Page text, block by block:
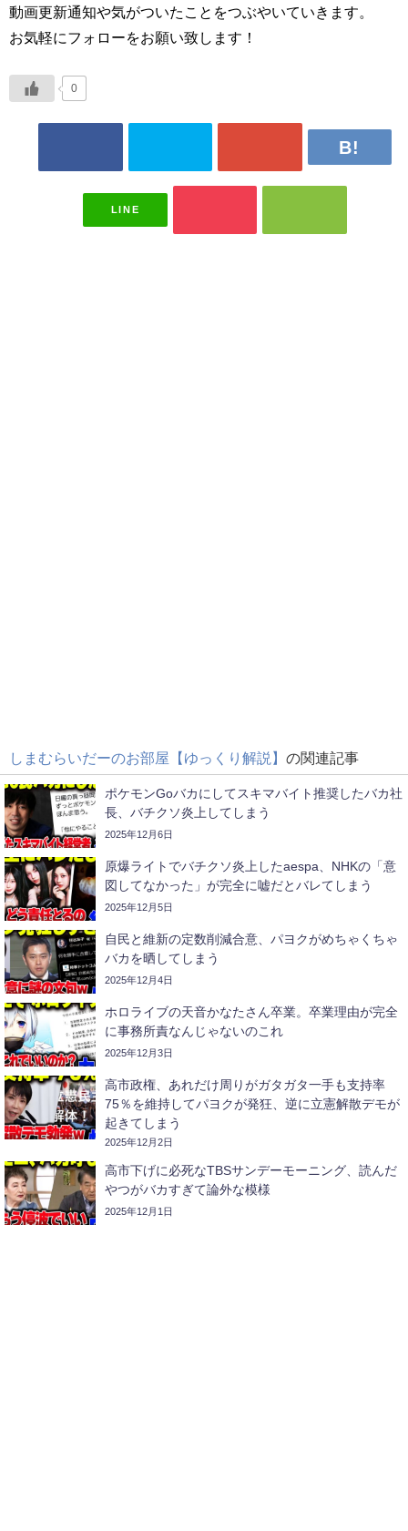
動画更新通知や気がついたことをつぶやいていきます。
お気軽にフォローをお願い致します！
0
LINE
しまむらいだーのお部屋【ゆっくり解説】 の関連記事
ポケモンGoバカにしてスキマバイト推奨したバカ社
長、バチクソ炎上してしまう
2025年12月6日
原爆ライトでバチクソ炎上したaespa、NHKの「意
図してなかった」が完全に嘘だとバレてしまう
2025年12月5日
自民と維新の定数削減合意、パヨクがめちゃくちゃ
バカを晒してしまう
2025年12月4日
ホロライブの天音かなたさん卒業。卒業理由が完全
に事務所責なんじゃないのこれ
2025年12月3日
高市政権、あれだけ周りがガタガタ一手も支持率
75％を維持してパヨクが発狂、逆に立憲解散デモが
起きてしまう
2025年12月2日
高市下げに必死なTBSサンデーモーニング、読んだ
やつがバカすぎて論外な模様
2025年12月1日